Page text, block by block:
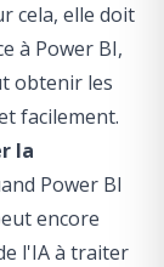
cela, elle doit
à Power BI,
obtenir les
facilement.
la
Power BI
encore
l'IA à traiter